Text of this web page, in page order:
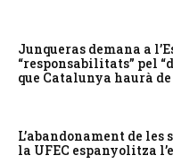
Junqueras demana a
“responsabilitats” pel
que Catalunya haurà
L’abandonament de
la UFEC espanyolitza